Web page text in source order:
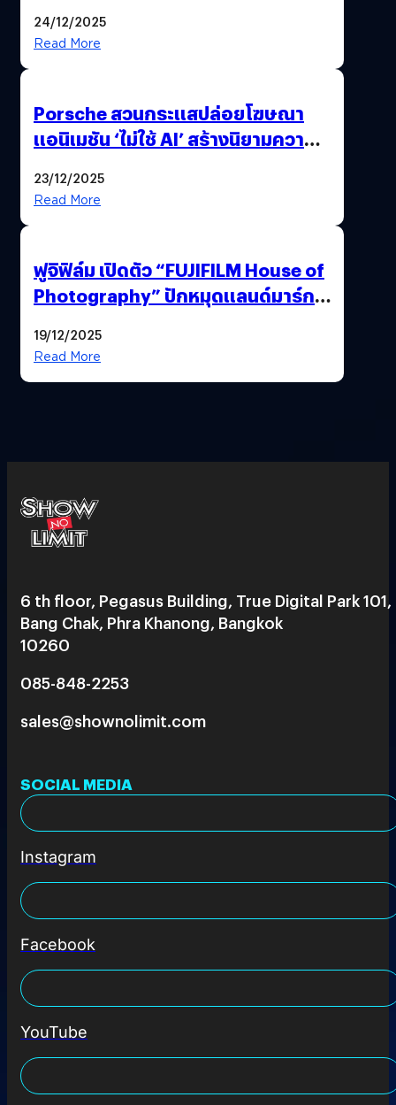
24/12/2025
Read More
Porsche สวนกระแสปล่อยโฆษณา
แอนิเมชัน ‘ไม่ใช้ AI’ สร้างนิยามความ
23/12/2025
Read More
ฟูจิฟิล์ม เปิดตัว “FUJIFILM House of
Photography” ปักหมุดแลนด์มาร์ก
19/12/2025
Read More
6 th floor, Pegasus Building, True Digital Park 101,
Bang Chak, Phra Khanong, Bangkok
10260
085-848-2253
sales@shownolimit.com
SOCIAL MEDIA
Instagram
Facebook
YouTube